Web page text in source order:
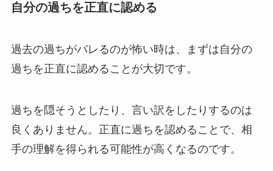
自分の過ちを正直に認める
過去の過ちがバレるのが怖い時は、まずは自分の
過ちを正直に認めることが大切です。
過ちを隠そうとしたり、言い訳をしたりするのは
良くありません。正直に過ちを認めることで、相
手の理解を得られる可能性が高くなるのです。